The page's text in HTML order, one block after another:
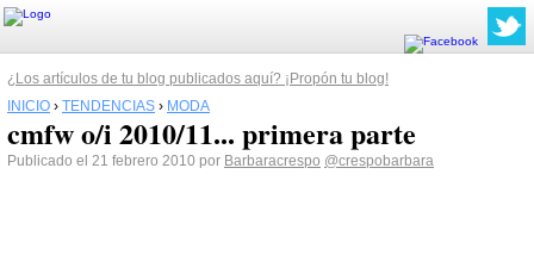
¿Los artículos de tu blog publicados aquí? ¡Propón tu blog!
INICIO › TENDENCIAS › MODA
cmfw o/i 2010/11... primera parte
Publicado el 21 febrero 2010 por Barbaracrespo @crespobarbara